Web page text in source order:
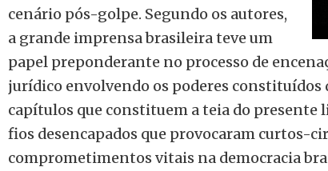
cenário pós-golpe. Segundo os autores,
a grande imprensa brasileira teve um
papel preponderante no processo de
jurídico envolvendo os poderes constituídos
capítulos que constituem a teia do presente
fios desencapados que provocaram curtos-
comprometimentos vitais na democracia